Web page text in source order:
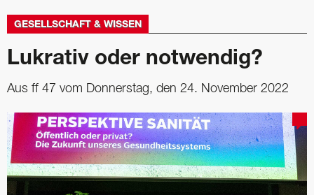
GESELLSCHAFT & WISSEN
Lukrativ oder notwendig?
Aus ff 47 vom Donnerstag, den 24. November 2022